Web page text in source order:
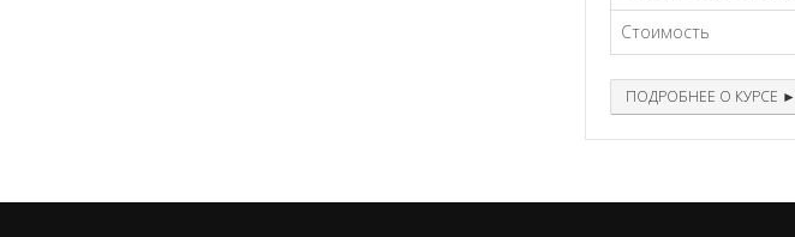
Стоимость
ПОДРОБНЕЕ О КУРСЕ ►